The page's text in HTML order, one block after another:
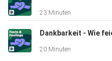
23 Minuten
20 Minuten